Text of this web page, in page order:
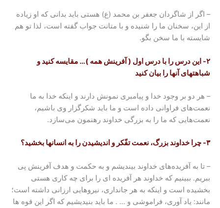
– اگر از شاگردان جعفر بن محمد (ع) هستی باید بدانی که او زیاده
از این، سخنان ما را شنیده و با متانت جواب گفته است، لذا تو هم
شایسته با ما سخن بگو.
۲- این درس را با درس اول ( آفرینش همه )… مقایسه کنید و
شباهتهای آنها را بیان کنید
– هر دو بر وجود خدا و پیامبری نمونش دارند و اینکه خدا به ما
نعمت‌های فراوانی داده است و ما باید شکرگزار وی باشیم،
نعمت‌هایی که ما را به بزرگی خداوند رهنمون می‌سازد.
۳- چرا خداوند بزرگ، نعمت تفّکر و اندیشیدن را به انسانها بخشید؟
– تا به آفریده‌های خداوند بیندیشم و به حکمت و هدف آفرینش‌ پی
ببریم. ببینیم که خداوند هر آفریده ای را برای چه کاری هستی
بخشیده است و اینکه به هر جانداری، نیروهایی ارزانی داشته است؛
مانند: یاد آوری، فراموشی و … . ما باید بنیدیشیم که اگر این قوه ها